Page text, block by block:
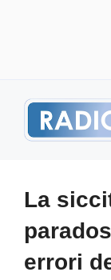
La
errori